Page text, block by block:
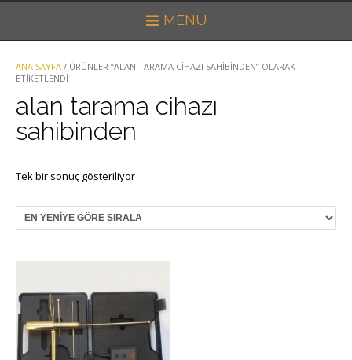
MENU
ANA SAYFA / ÜRÜNLER “ALAN TARAMA CIHAZI SAHIBINDEN” OLARAK
ETIKETLENDI
alan tarama cihazı
sahibinden
Tek bir sonuç gösteriliyor